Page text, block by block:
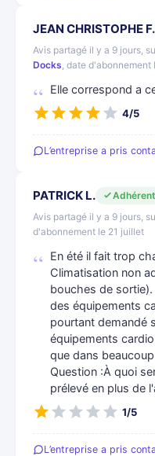
JEAN CHRISTOPHE F.
Avis partagé il y a 9 jours,
Docks, date d'abonnement
Elle correspond a
4/5
L’entreprise a pris
PATRICK L.
Avis partagé il y a 9 jours,
d'abonnement le 21 juillet
En été il fait trop
Climatisation non
bouches de
des équipements
pourtant demandé
équipements
que dans
Question :À quoi
prélevé en plus de
1/5
L’entreprise a pris